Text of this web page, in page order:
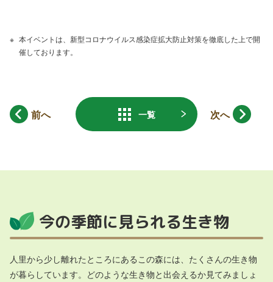
本イベントは、新型コロナウイルス感染症拡大防止対策を徹底した上で開
催しております。
前へ 一覧 次へ
今の季節に見られる生き物
人里から少し離れたところにあるこの森には、たくさんの生き物
が暮らしています。どのような生き物と出会えるか見てみましょ